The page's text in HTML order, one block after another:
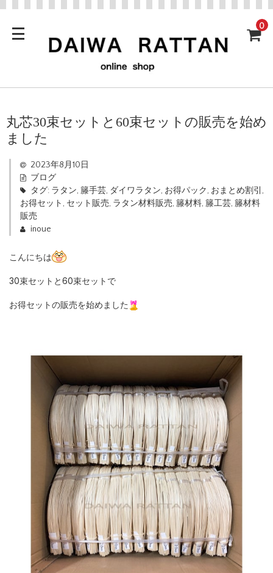
0
丸芯30束セットと60束セットの販売を始め
ました
2023年8月10日
ブログ
タグ: ラタン, 籐手芸, ダイワラタン, お得パック, おまとめ割引 ,
お得セット , セット販売, ラタン材料販売, 籐材料, 籐工芸, 籐材料
販売
inoue
こんにちは
30束セットと60束セットで
お得セットの販売を始めました